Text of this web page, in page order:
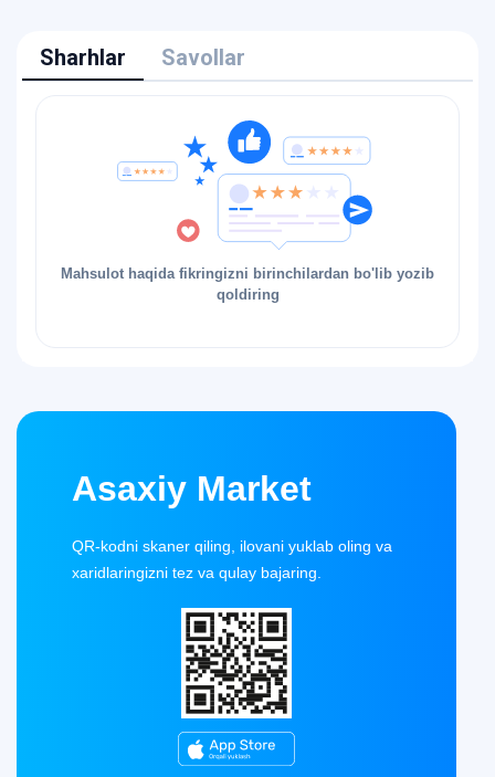
Sharhlar Savollar
Mahsulot haqida fikringizni birinchilardan bo'lib yozib
qoldiring
Asaxiy Market
QR-kodni skaner qiling, ilovani yuklab oling va
xaridlaringizni tez va qulay bajaring.